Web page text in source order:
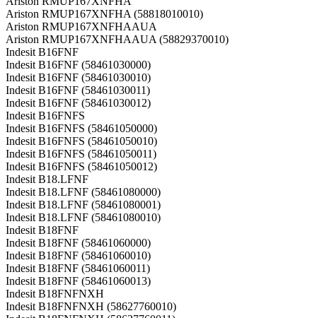
Ariston RMUP167XNFHA (58818010010)
Ariston RMUP167XNFHAAUA
Ariston RMUP167XNFHAAUA (58829370010)
Indesit B16FNF
Indesit B16FNF (58461030000)
Indesit B16FNF (58461030010)
Indesit B16FNF (58461030011)
Indesit B16FNF (58461030012)
Indesit B16FNFS
Indesit B16FNFS (58461050000)
Indesit B16FNFS (58461050010)
Indesit B16FNFS (58461050011)
Indesit B16FNFS (58461050012)
Indesit B18.LFNF
Indesit B18.LFNF (58461080000)
Indesit B18.LFNF (58461080001)
Indesit B18.LFNF (58461080010)
Indesit B18FNF
Indesit B18FNF (58461060000)
Indesit B18FNF (58461060010)
Indesit B18FNF (58461060011)
Indesit B18FNF (58461060013)
Indesit B18FNFNXH
Indesit B18FNFNXH (58627760010)